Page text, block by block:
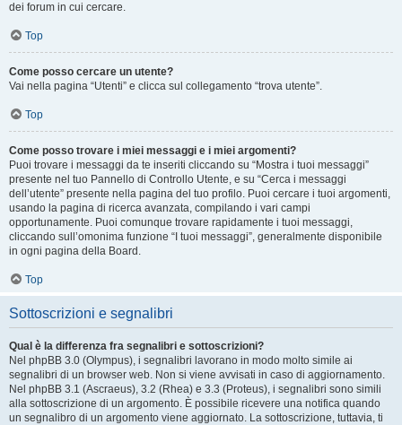
dei forum in cui cercare.
Top
Come posso cercare un utente?
Vai nella pagina “Utenti” e clicca sul collegamento “trova utente”.
Top
Come posso trovare i miei messaggi e i miei argomenti?
Puoi trovare i messaggi da te inseriti cliccando su “Mostra i tuoi messaggi”
presente nel tuo Pannello di Controllo Utente, e su “Cerca i messaggi
dell’utente” presente nella pagina del tuo profilo. Puoi cercare i tuoi argomenti,
usando la pagina di ricerca avanzata, compilando i vari campi
opportunamente. Puoi comunque trovare rapidamente i tuoi messaggi,
cliccando sull’omonima funzione “I tuoi messaggi”, generalmente disponibile
in ogni pagina della Board.
Top
Sottoscrizioni e segnalibri
Qual è la differenza fra segnalibri e sottoscrizioni?
Nel phpBB 3.0 (Olympus), i segnalibri lavorano in modo molto simile ai
segnalibri di un browser web. Non si viene avvisati in caso di aggiornamento.
Nel phpBB 3.1 (Ascraeus), 3.2 (Rhea) e 3.3 (Proteus), i segnalibri sono simili
alla sottoscrizione di un argomento. È possibile ricevere una notifica quando
un segnalibro di un argomento viene aggiornato. La sottoscrizione, tuttavia, ti